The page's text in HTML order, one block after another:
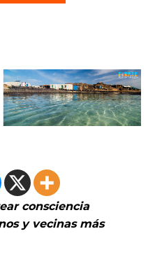
consciencia
y vecinas más